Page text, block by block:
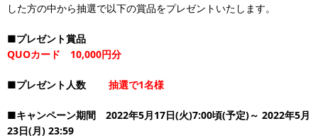
した方の中から抽選で以下の賞品をプレゼントいたします。
■プレゼント賞品
QUOカード 10,000円分
■プレゼント人数 抽選で1名様
■キャンペーン期間 2022年5月17日(火)7:00頃(予定)～ 2022年5月
23日(月) 23:59